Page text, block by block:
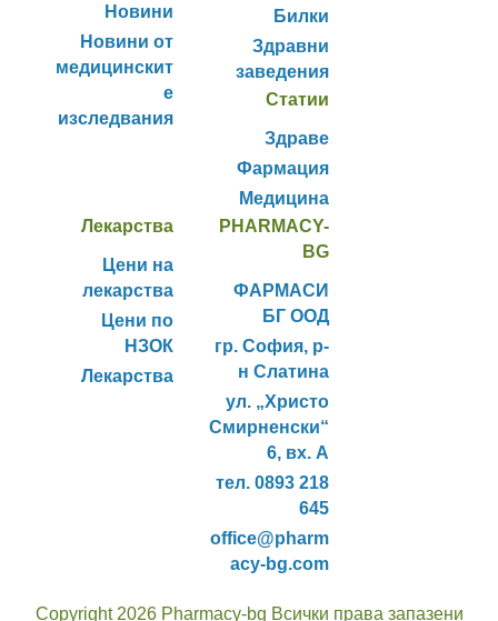
Новини
Новини от
медицинскит
е
изследвания
Билки
Здравни
заведения
Статии
Здраве
Фармация
Медицина
Лекарства
Цени на
лекарства
Цени по
НЗОК
Лекарства
PHARMACY-
BG
ФАРМАСИ
БГ ООД
гр. София, р-
н Слатина
ул. „Христо
Смирненски“
6, вх. А
тел. 0893 218
645
office@pharm
acy-bg.com
Copyright 2026 Pharmacy-bg Всички права запазени